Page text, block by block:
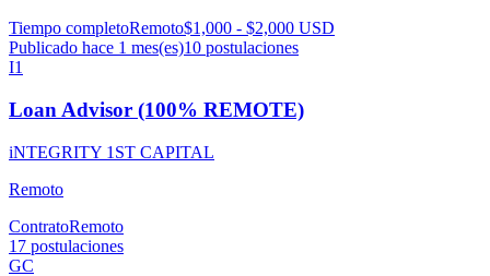
Tiempo completoRemoto$1,000 - $2,000 USD
Publicado hace 1 mes(es)10 postulaciones
I1
Loan Advisor (100% REMOTE)
iNTEGRITY 1ST CAPITAL
Remoto
ContratoRemoto
17 postulaciones
GC